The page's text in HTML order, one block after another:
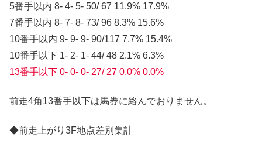
5番手以内 8- 4- 5- 50/ 67 11.9% 17.9%
7番手以内 8- 7- 8- 73/ 96 8.3% 15.6%
10番手以内 9- 9- 9- 90/117 7.7% 15.4%
10番手以下 1- 2- 1- 44/ 48 2.1% 6.3%
13番手以下 0- 0- 0- 27/ 27 0.0% 0.0%
前走4角13番手以下は馬券に絡んでおりません。
◆前走上がり3F地点差別集計